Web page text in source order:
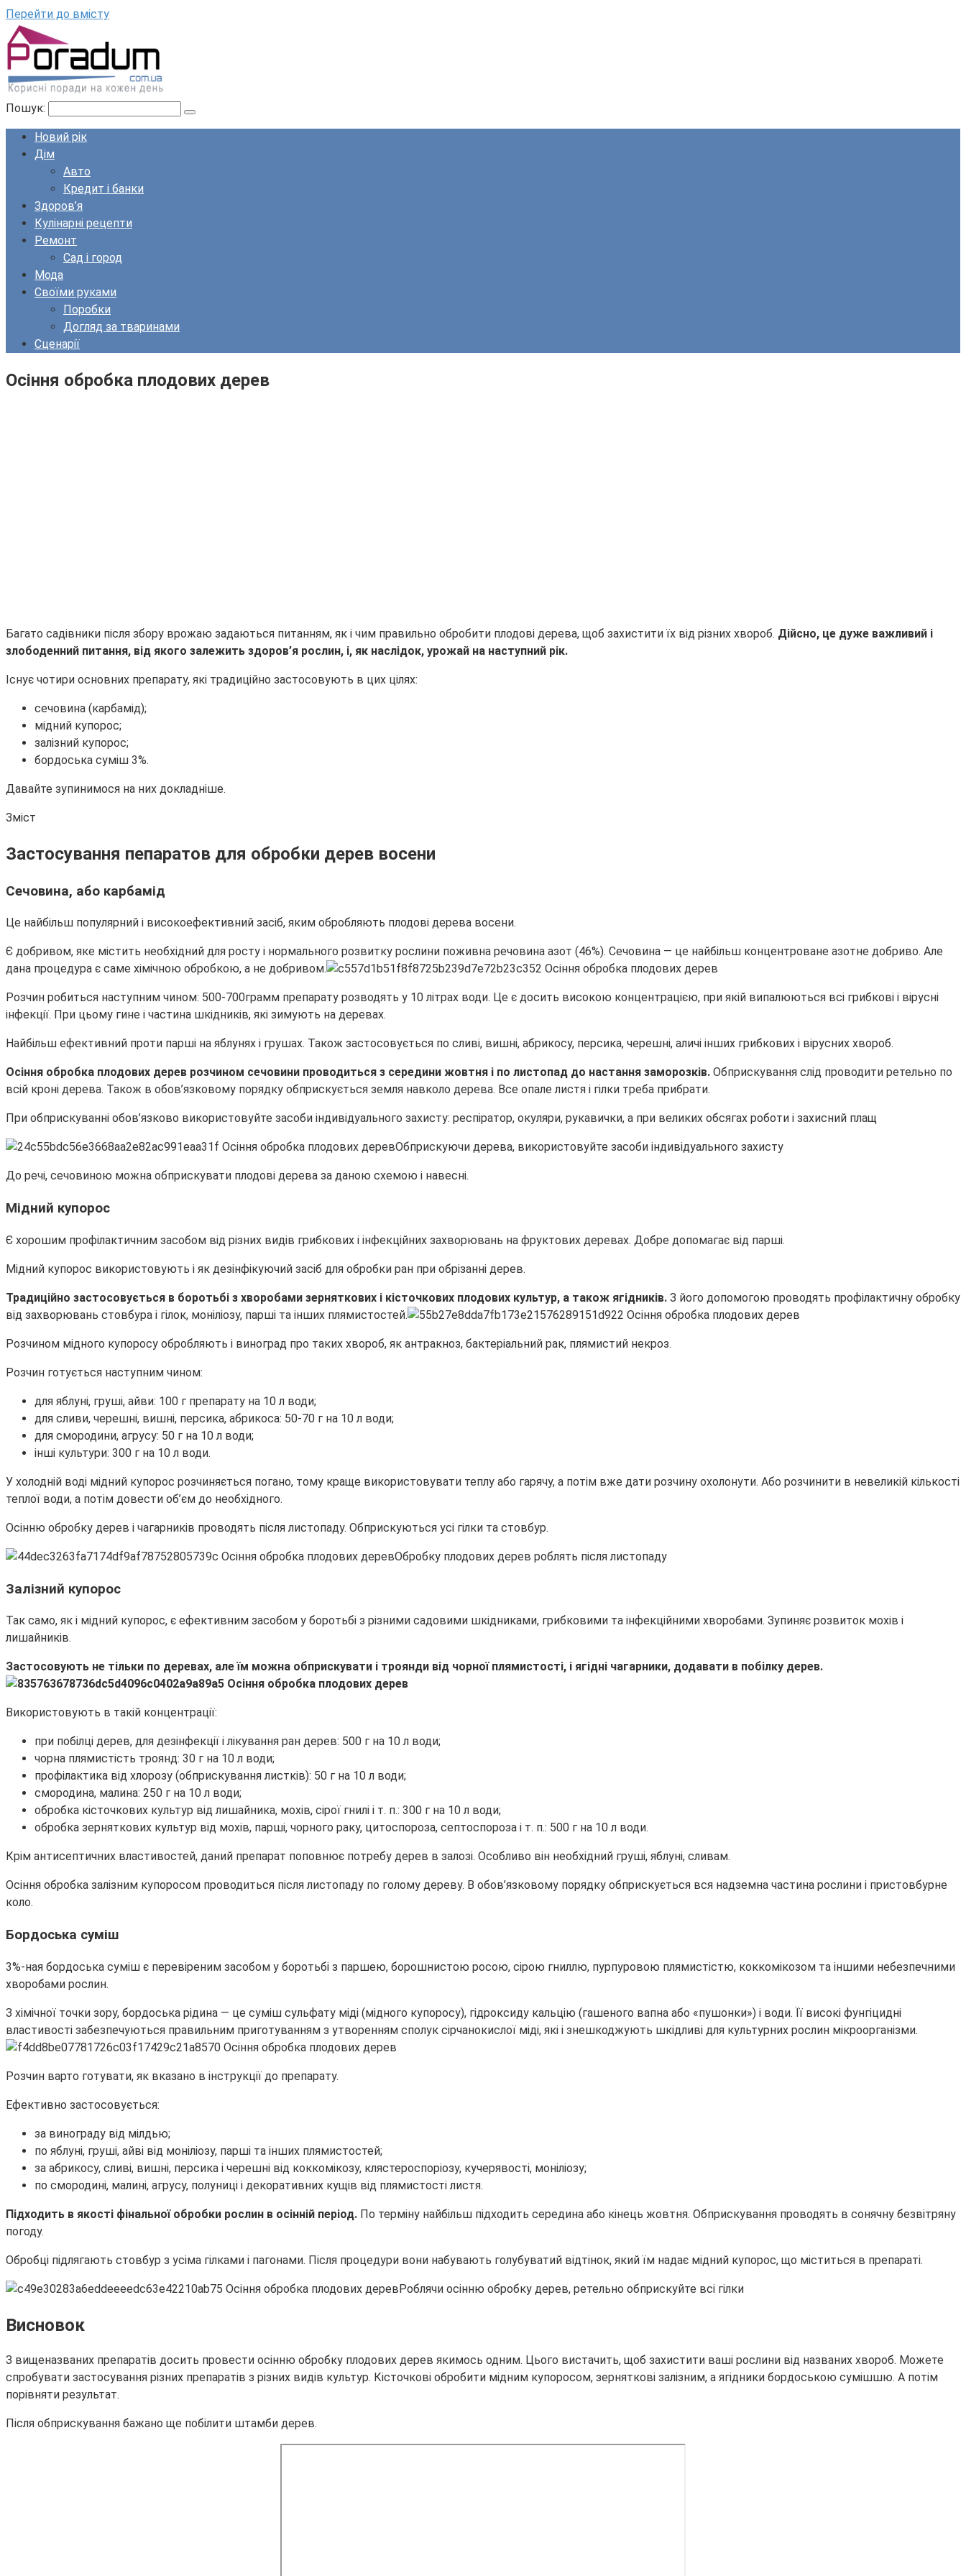
Перейти до вмісту
Пошук:
Новий рік
Дім
Авто
Кредит і банки
Здоров’я
Кулінарні рецепти
Ремонт
Сад і город
Мода
Своїми руками
Поробки
Догляд за тваринами
Сценарії
Осіння обробка плодових дерев
Багато садівники після збору врожаю задаються питанням, як і чим правильно обробити плодові дерева, щоб захистити їх від різних хвороб. Дійсно, це дуже важливий і
злободенний питання, від якого залежить здоров’я рослин, і, як наслідок, урожай на наступний рік.
Існує чотири основних препарату, які традиційно застосовують в цих цілях:
сечовина (карбамід);
мідний купорос;
залізний купорос;
бордоська суміш 3%.
Давайте зупинимося на них докладніше.
Зміст
Застосування пепаратов для обробки дерев восени
Сечовина, або карбамід
Це найбільш популярний і високоефективний засіб, яким обробляють плодові дерева восени.
Є добривом, яке містить необхідний для росту і нормального розвитку рослини поживна речовина азот (46%). Сечовина — це найбільш концентроване азотне добриво. Але
дана процедура є саме хімічною обробкою, а не добривом.
Розчин робиться наступним чином: 500-700грамм препарату розводять у 10 літрах води. Це є досить високою концентрацією, при якій випалюються всі грибкові і вірусні
інфекції. При цьому гине і частина шкідників, які зимують на деревах.
Найбільш ефективний проти парші на яблунях і грушах. Також застосовується по сливі, вишні, абрикосу, персика, черешні, аличі інших грибкових і вірусних хвороб.
Осіння обробка плодових дерев розчином сечовини проводиться з середини жовтня і по листопад до настання заморозків. Обприскування слід проводити ретельно по
всій кроні дерева. Також в обов’язковому порядку обприскується земля навколо дерева. Все опале листя і гілки треба прибрати.
При обприскуванні обов’язково використовуйте засоби індивідуального захисту: респіратор, окуляри, рукавички, а при великих обсягах роботи і захисний плащ
Обприскуючи дерева, використовуйте засоби індивідуального захисту
До речі, сечовиною можна обприскувати плодові дерева за даною схемою і навесні.
Мідний купорос
Є хорошим профілактичним засобом від різних видів грибкових і інфекційних захворювань на фруктових деревах. Добре допомагає від парші.
Мідний купорос використовують і як дезінфікуючий засіб для обробки ран при обрізанні дерев.
Традиційно застосовується в боротьбі з хворобами зерняткових і кісточкових плодових культур, а також ягідників. З його допомогою проводять профілактичну обробку
від захворювань стовбура і гілок, моніліозу, парші та інших плямистостей.
Розчином мідного купоросу обробляють і виноград про таких хвороб, як антракноз, бактеріальний рак, плямистий некроз.
Розчин готується наступним чином:
для яблуні, груші, айви: 100 г препарату на 10 л води;
для сливи, черешні, вишні, персика, абрикоса: 50-70 г на 10 л води;
для смородини, агрусу: 50 г на 10 л води;
інші культури: 300 г на 10 л води.
У холодній воді мідний купорос розчиняється погано, тому краще використовувати теплу або гарячу, а потім вже дати розчину охолонути. Або розчинити в невеликій кількості
теплої води, а потім довести об’єм до необхідного.
Осінню обробку дерев і чагарників проводять після листопаду. Обприскуються усі гілки та стовбур.
Обробку плодових дерев роблять після листопаду
Залізний купорос
Так само, як і мідний купорос, є ефективним засобом у боротьбі з різними садовими шкідниками, грибковими та інфекційними хворобами. Зупиняє розвиток мохів і
лишайників.
Застосовують не тільки по деревах, але їм можна обприскувати і троянди від чорної плямистості, і ягідні чагарники, додавати в побілку дерев.
Використовують в такій концентрації:
при побілці дерев, для дезінфекції і лікування ран дерев: 500 г на 10 л води;
чорна плямистість троянд: 30 г на 10 л води;
профілактика від хлорозу (обприскування листків): 50 г на 10 л води;
смородина, малина: 250 г на 10 л води;
обробка кісточкових культур від лишайника, мохів, сірої гнилі і т. п.: 300 г на 10 л води;
обробка зерняткових культур від мохів, парші, чорного раку, цитоспороза, септоспороза і т. п.: 500 г на 10 л води.
Крім антисептичних властивостей, даний препарат поповнює потребу дерев в залозі. Особливо він необхідний груші, яблуні, сливам.
Осіння обробка залізним купоросом проводиться після листопаду по голому дереву. В обов’язковому порядку обприскується вся надземна частина рослини і пристовбурне
коло.
Бордоська суміш
3%-ная бордоська суміш є перевіреним засобом у боротьбі з паршею, борошнистою росою, сірою гниллю, пурпуровою плямистістю, коккомікозом та іншими небезпечними
хворобами рослин.
З хімічної точки зору, бордоська рідина — це суміш сульфату міді (мідного купоросу), гідроксиду кальцію (гашеного вапна або «пушонки») і води. Її високі фунгіцидні
властивості забезпечуються правильним приготуванням з утворенням сполук сірчанокислої міді, які і знешкоджують шкідливі для культурних рослин мікроорганізми.
Розчин варто готувати, як вказано в інструкції до препарату.
Ефективно застосовується:
за винограду від мілдью;
по яблуні, груші, айві від моніліозу, парші та інших плямистостей;
за абрикосу, сливі, вишні, персика і черешні від коккомікозу, клястероспоріозу, кучерявості, моніліозу;
по смородині, малині, агрусу, полуниці і декоративних кущів від плямистості листя.
Підходить в якості фінальної обробки рослин в осінній період. По терміну найбільш підходить середина або кінець жовтня. Обприскування проводять в сонячну безвітряну
погоду.
Обробці підлягають стовбур з усіма гілками і пагонами. Після процедури вони набувають голубуватий відтінок, який їм надає мідний купорос, що міститься в препараті.
Роблячи осінню обробку дерев, ретельно обприскуйте всі гілки
Висновок
З вищеназваних препаратів досить провести осінню обробку плодових дерев якимось одним. Цього вистачить, щоб захистити ваші рослини від названих хвороб. Можете
спробувати застосування різних препаратів з різних видів культур. Кісточкові обробити мідним купоросом, зерняткові залізним, а ягідники бордоською сумішшю. А потім
порівняти результат.
Після обприскування бажано ще побілити штамби дерев.